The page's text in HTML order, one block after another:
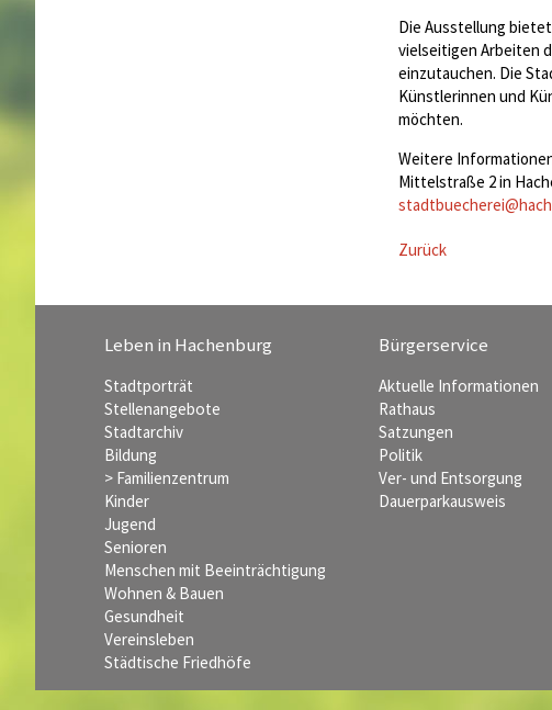
Die Ausstellung
vielseitigen Arbeiten
einzutauchen. Die
Künstlerinnen und
möchten.
Weitere
Mittelstraße 2 in
Zurück
Leben in Hachenburg
Stadtporträt
Stellenangebote
Stadtarchiv
Bildung
> Familienzentrum
Kinder
Jugend
Senioren
Menschen mit Beeinträchtigung
Wohnen & Bauen
Gesundheit
Vereinsleben
Städtische Friedhöfe
Bürgerservice
Aktuelle Informationen
Rathaus
Satzungen
Politik
Ver- und Entsorgung
Dauerparkausweis